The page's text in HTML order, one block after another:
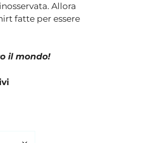
Allora
fatte per essere
il mondo!